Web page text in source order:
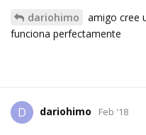
dariohimo
amigo cree
funciona perfectamente
D dariohimo Feb '18